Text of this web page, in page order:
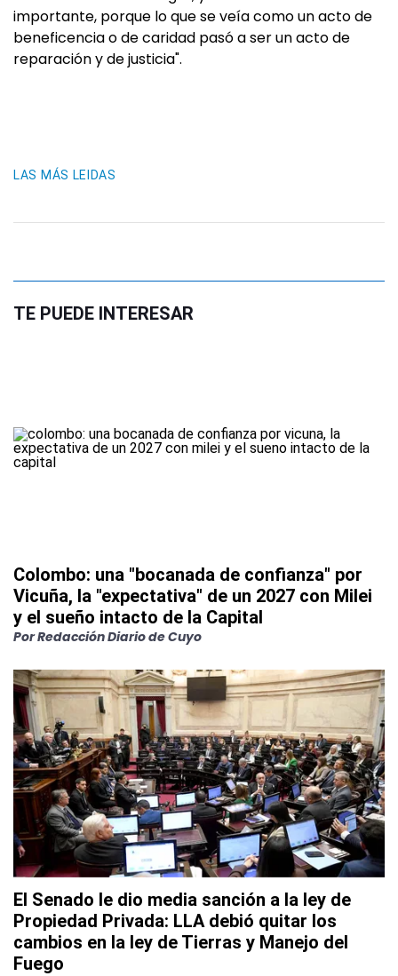
importante, porque lo que se veía como un acto de
beneficencia o de caridad pasó a ser un acto de
reparación y de justicia".
LAS MÁS LEIDAS
TE PUEDE INTERESAR
Colombo: una "bocanada de confianza" por
Vicuña, la "expectativa" de un 2027 con Milei
y el sueño intacto de la Capital
PorRedacción Diario de Cuyo
El Senado le dio media sanción a la ley de
Propiedad Privada: LLA debió quitar los
cambios en la ley de Tierras y Manejo del
Fuego